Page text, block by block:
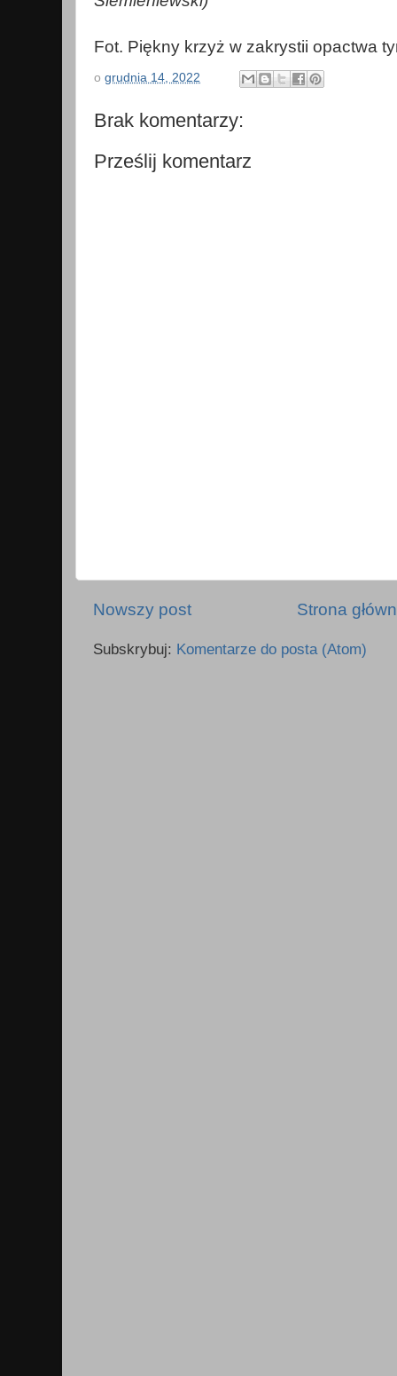
Fot. Piękny krzyż w zakrystii opactwa
o grudnia 14, 2022
Brak komentarzy:
Prześlij komentarz
Nowszy post Strona
Subskrybuj: Komentarze do posta (Atom)